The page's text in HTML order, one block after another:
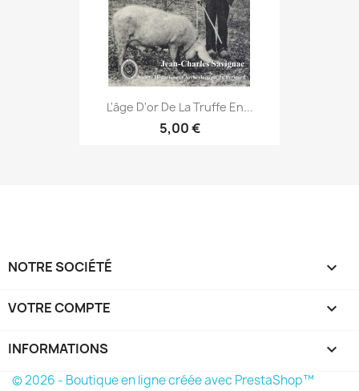
L'âge D'or De La Truffe En...
5,00 €
NOTRE SOCIÉTÉ 
VOTRE COMPTE 
INFORMATIONS keyboard_arrow_down
© 2026 - Boutique en ligne créée avec PrestaShop™